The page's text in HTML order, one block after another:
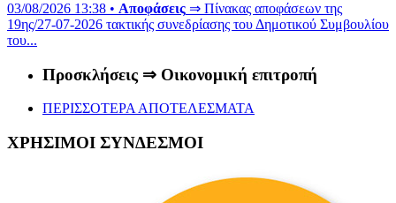
03/08/2026 13:38 • Αποφάσεις ⇒ Πίνακας αποφάσεων της
19ης/27-07-2026 τακτικής συνεδρίασης του Δημοτικού Συμβουλίου
του...
Προσκλήσεις ⇒ Οικονομική επιτροπή
ΠΕΡΙΣΣΟΤΕΡΑ ΑΠΟΤΕΛΕΣΜΑΤΑ
ΧΡΗΣΙΜΟΙ ΣΥΝΔΕΣΜΟΙ